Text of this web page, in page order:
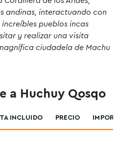
andinas, interactuando con
pueblos incas
y realizar una visita
ciudadela de Machu
a Huchuy Qosqo
INCLUIDO PRECIO